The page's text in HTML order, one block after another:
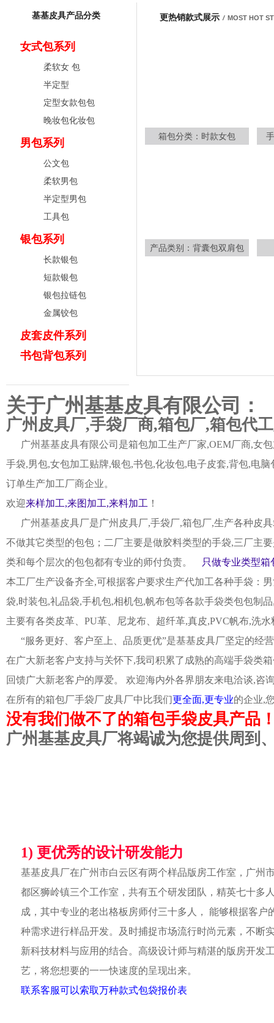
基基皮具产品分类
女式包系列
柔软女 包
半定型
定型女款包包
晚妆包化妆包
男包系列
公文包
柔软男包
半定型男包
工具包
银包系列
长款银包
短款银包
银包拉链包
金属铰包
皮套皮件系列
书包背包系列
更热销款式展示 / MOST HOT
箱包分类：时款女包
产品类别：背囊包双肩包
关于广州基基皮具有限公司：
广州皮具厂,手袋厂商,箱包厂,箱包代
广州基基皮具有限公司是箱包加工生产厂家,OEM厂商,女
手袋,男包,女包加工贴牌,银包,书包,化妆包,电子皮套,背包,电
订单生产加工厂商企业。
欢迎来样加工,来图加工,来料加工 ！
广州基基皮具厂是广州皮具厂,手袋厂,箱包厂,生产各种皮
不做其它类型的包包；二厂主要是做胶料类型的手袋,三厂主
类和每个层次的包包都有专业的师付负责。
只做专业类型箱
本工厂生产设备齐全,可根据客户要求生产代加工各种手袋：
袋,时装包,礼品袋,手机包,相机包,帆布包等各款手袋类包包制
主要有各类皮革、PU革、尼龙布、超纤革,真皮,PVC帆布,洗
“服务更好、客户至上、品质更优”是基基皮具厂坚定的经
在广大新老客户支持与关怀下,我司积累了成熟的高端手袋类
回馈广大新老客户的厚爱。 欢迎海内外各界朋友来电洽谈,咨
在所有的箱包厂手袋厂皮具厂中比我们更全面,更专业的企业,
没有我们做不了的箱包手袋皮具产品
广州基基皮具厂将竭诚为您提供周到
1) 更优秀的设计研发能力
基基皮具厂在广州市白云区有两个样品版房工作室，广州
都区狮岭镇三个工作室，共有五个研发团队，精英七十多
成，其中专业的老出格板房师付三十多人， 能够根据客户
种需求进行样品开发。及时捕捉市场流行时尚元素，不断
新科技材料与应用的结合。高级设计师与精湛的版房开发
艺，将您想要的一一快速度的呈现出来。
联系客服可以索取万种款式包袋报价表